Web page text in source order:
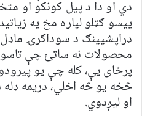
دي او دا د پیل کونکو او
پیسو ګټلو لپاره مخ په
ډراپشپینګ د سوداګرۍ
محصولات نه ساتئ چې
پرځای یې، کله چې یو
څخه یو څه اخلي، دریمه
او لیږدوي.